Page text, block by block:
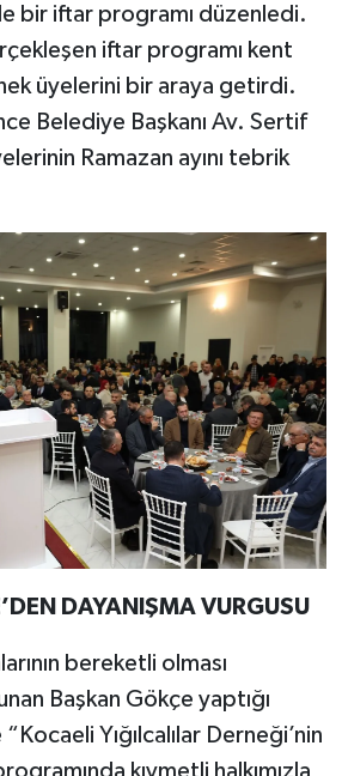
bir iftar programı düzenledi.
iftar programı kent
üyelerini bir araya getirdi.
Belediye Başkanı Av. Sertif
Ramazan ayını tebrik
DAYANIŞMA VURGUSU
bereketli olması
Başkan Gökçe yaptığı
Yığılcalılar Derneği’nin